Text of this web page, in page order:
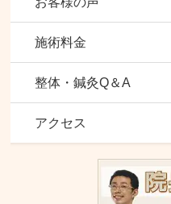
施術料金
整体・鍼灸Q＆A
アクセス